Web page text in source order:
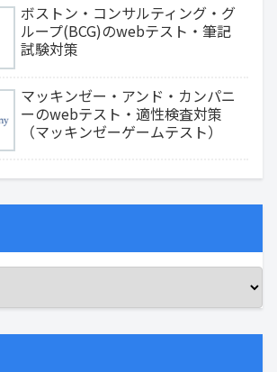
ボストン・コンサルティング・グ
ループ(BCG)のwebテスト・筆記
試験対策
マッキンゼー・アンド・カンパニ
ーのwebテスト・適性検査対策
（マッキンゼーゲームテスト）